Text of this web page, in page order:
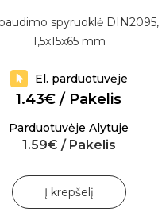
spyruoklė DIN2095,
1,5x15x65 mm
El. parduotuvėje
1.43€ / Pakelis
Parduotuvėje Alytuje
1.59€ / Pakelis
Į krepšelį